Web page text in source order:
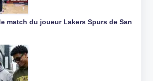
match du joueur Lakers Spurs de San